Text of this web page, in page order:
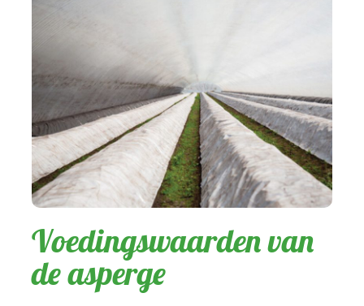
Voedingswaarden van
de asperge